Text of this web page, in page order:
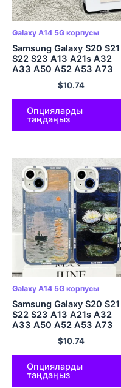
Galaxy A14 5G корпусы
Samsung Galaxy S20 S21
S22 S23 A13 A21s A32
A33 A50 A52 A53 A73
A54 A14 жұмсақ
мұқабасына арналған
қапшыққа сәттілік
тілейміз.
$10.74
Опцияларды
таңдаңыз
Galaxy A14 5G корпусы
Samsung Galaxy S20 S21
S22 S23 A13 A21s A32
A33 A50 A52 A53 A73
A54 A14 жұмсақ қақпақ
Клод Моне Арт Лотусқа
арналған корпус
$10.74
Опцияларды
таңдаңыз